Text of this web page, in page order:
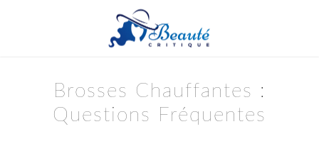
Brosses Chauffantes :
Questions Fréquentes